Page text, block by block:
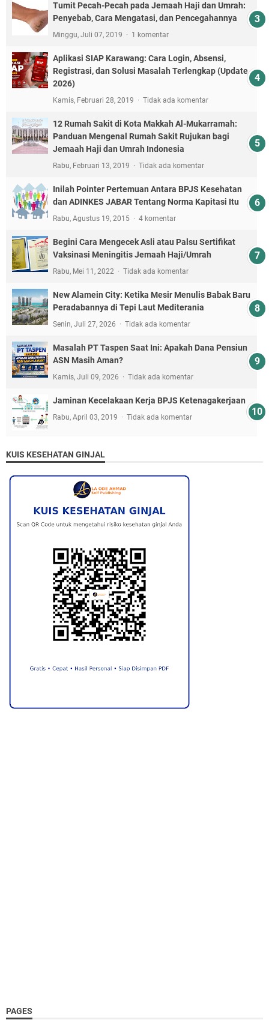
Tumit Pecah-Pecah pada Jemaah Haji dan Umrah:
Penyebab, Cara Mengatasi, dan Pencegahannya
Minggu, Juli 07, 2019 1 komentar
Aplikasi SIAP Karawang: Cara Login, Absensi,
Registrasi, dan Solusi Masalah Terlengkap (Update
2026)
Kamis, Februari 28, 2019 Tidak ada komentar
12 Rumah Sakit di Kota Makkah Al-Mukarramah:
Panduan Mengenal Rumah Sakit Rujukan bagi
Jemaah Haji dan Umrah Indonesia
Rabu, Februari 13, 2019 Tidak ada komentar
Inilah Pointer Pertemuan Antara BPJS Kesehatan
dan ADINKES JABAR Tentang Norma Kapitasi Itu
Rabu, Agustus 19, 2015 4 komentar
Begini Cara Mengecek Asli atau Palsu Sertifikat
Vaksinasi Meningitis Jemaah Haji/Umrah
Rabu, Mei 11, 2022 Tidak ada komentar
New Alamein City: Ketika Mesir Menulis Babak Baru
Peradabannya di Tepi Laut Mediterania
Senin, Juli 27, 2026 Tidak ada komentar
Masalah PT Taspen Saat Ini: Apakah Dana Pensiun
ASN Masih Aman?
Kamis, Juli 09, 2026 Tidak ada komentar
Jaminan Kecelakaan Kerja BPJS Ketenagakerjaan
Rabu, April 03, 2019 Tidak ada komentar
KUIS KESEHATAN GINJAL
PAGES